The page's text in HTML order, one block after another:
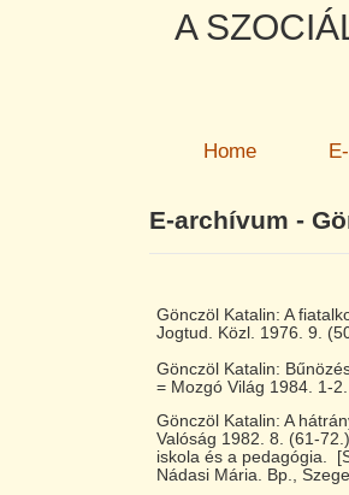
A
Home
E-archívum -
Gönczöl Katalin: A
Jogtud. Közl. 1976. 9.
Gönczöl Katalin:
= Mozgó Világ 1984. 1-
Gönczöl Katalin: A
Valóság 1982. 8. (61-
iskola és a pedagógia.
Nádasi Mária. Bp.,